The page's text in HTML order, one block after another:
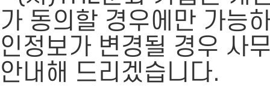
가 동의할 경우에만 가능
인정보가 변경될 경우 사
안내해 드리겠습니다.